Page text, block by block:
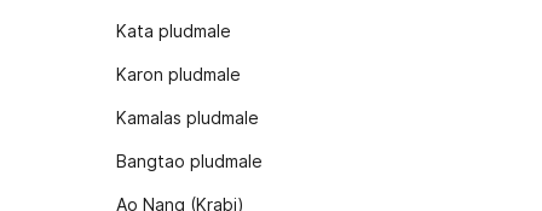
Kata pludmale
Karon pludmale
Kamalas pludmale
Bangtao pludmale
Ao Nang (Krabi)